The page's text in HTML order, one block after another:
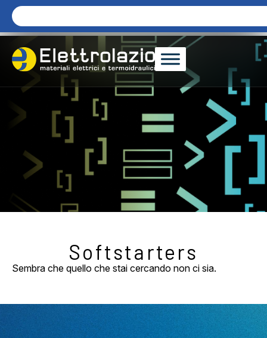
Softstarters
Sembra che quello che stai cercando non ci sia.